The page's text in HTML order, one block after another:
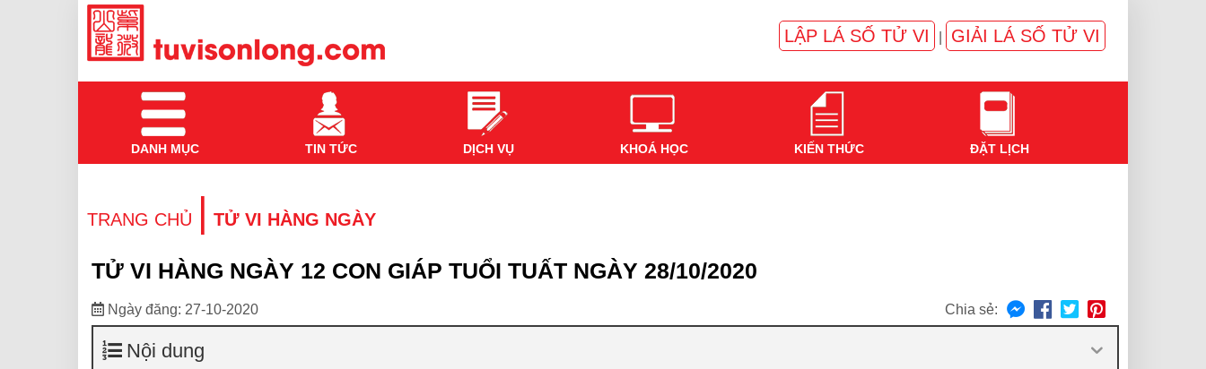
LẬP LÁ SỐ TỬ VI GIẢI LÁ SỐ TỬ VI
DANH MỤC TIN TỨC DỊCH VỤ KHOÁ HỌC KIẾN THỨC ĐẶT LỊCH
TRANG CHỦ | TỬ VI HÀNG NGÀY
TỬ VI HÀNG NGÀY 12 CON GIÁP TUỔI TUẤT NGÀY 28/10/2020
Ngày đăng: 27-10-2020 Chia sẻ:
Nội dung